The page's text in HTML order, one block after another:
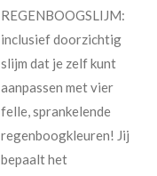
REGENBOOGSLIJM:
inclusief doorzichtig
slijm dat je zelf kunt
aanpassen met vier
felle, sprankelende
regenboogkleuren! Jij
bepaalt het